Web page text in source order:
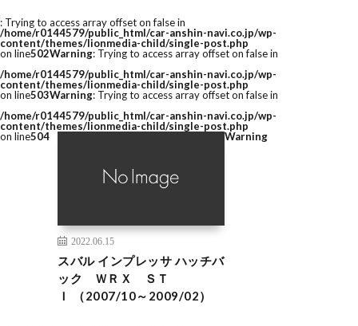
: Trying to access array offset on false in
/home/r0144579/public_html/car-anshin-navi.co.jp/wp-
content/themes/lionmedia-child/single-post.php
on line502Warning: Trying to access array offset on false in
/home/r0144579/public_html/car-anshin-navi.co.jp/wp-
content/themes/lionmedia-child/single-post.php
on line503Warning: Trying to access array offset on false in
/home/r0144579/public_html/car-anshin-navi.co.jp/wp-
content/themes/lionmedia-child/single-post.php
on line504
2022.06.15
スバル インプレッサ ハッチバ
ック ＷＲＸ ＳＴ
Ｉ （2007/10～2009/02）
Warning